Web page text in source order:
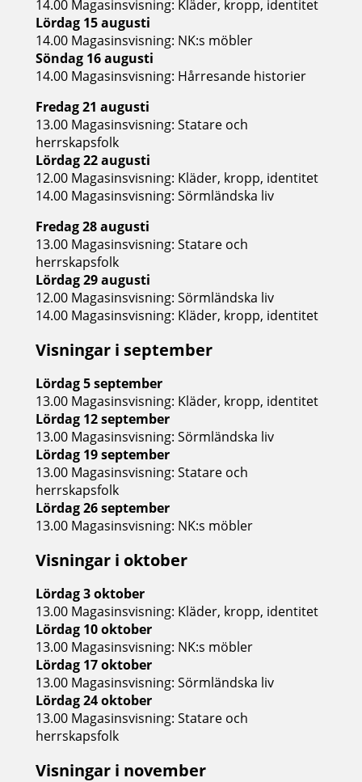
14.00 Magasinsvisning: Kläder, kropp, identitet
Lördag 15 augusti
14.00 Magasinsvisning: NK:s möbler
Söndag 16 augusti
14.00 Magasinsvisning: Hårresande historier
Fredag 21 augusti
13.00 Magasinsvisning: Statare och
herrskapsfolk
Lördag 22 augusti
12.00 Magasinsvisning: Kläder, kropp, identitet
14.00 Magasinsvisning: Sörmländska liv
Fredag 28 augusti
13.00 Magasinsvisning: Statare och
herrskapsfolk
Lördag 29 augusti
12.00 Magasinsvisning: Sörmländska liv
14.00 Magasinsvisning: Kläder, kropp, identitet
Visningar i september
Lördag 5 september
13.00 Magasinsvisning: Kläder, kropp, identitet
Lördag 12 september
13.00 Magasinsvisning: Sörmländska liv
Lördag 19 september
13.00 Magasinsvisning: Statare och
herrskapsfolk
Lördag 26 september
13.00 Magasinsvisning: NK:s möbler
Visningar i oktober
Lördag 3 oktober
13.00 Magasinsvisning: Kläder, kropp, identitet
Lördag 10 oktober
13.00 Magasinsvisning: NK:s möbler
Lördag 17 oktober
13.00 Magasinsvisning: Sörmländska liv
Lördag 24 oktober
13.00 Magasinsvisning: Statare och
herrskapsfolk
Visningar i november